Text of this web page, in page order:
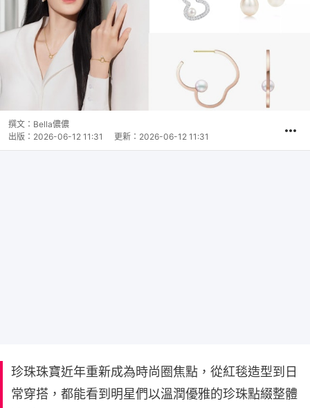
撰文： Bella儂儂
出版： 2026-06-12 11:31 更新： 2026-06-12 11:31
珍珠珠寶近年重新成為時尚圈焦點，從紅毯造型到日
常穿搭，都能看到明星們以溫潤優雅的珍珠點綴整體